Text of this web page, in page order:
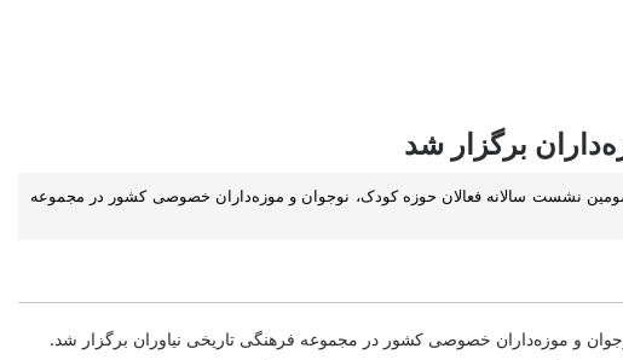
برگزار شد
نشست سالانه فعالان حوزه کودک، نوجوان و موزه‌داران خصوصی کشور در مجموعه
و موزه‌داران خصوصی کشور در مجموعه فرهنگی تاریخی نیاوران برگزار شد.